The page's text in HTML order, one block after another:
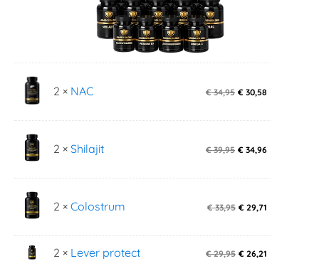
2 × NAC €34,95 € 30,58
2 × Shilajit €39,95 € 34,96
2 × Colostrum €33,95 € 29,71
2 × Lever protect €29,95 € 26,21